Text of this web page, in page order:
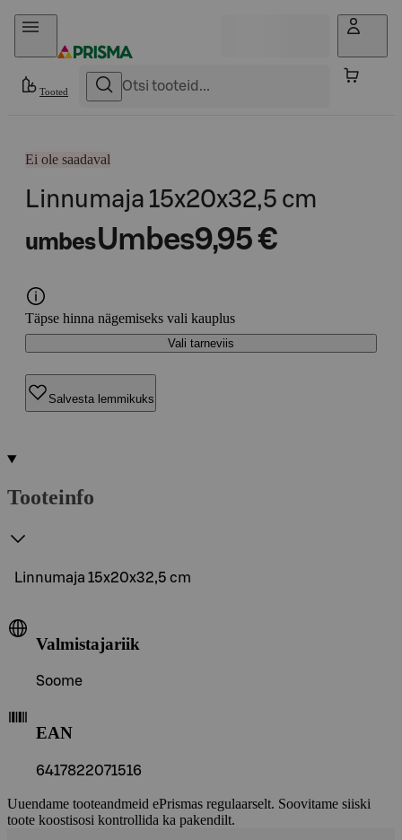
Otse sisu juurde
Tooted
Ei ole saadaval
Linnumaja 15x20x32,5 cm
umbesUmbes9,95 €
Täpse hinna nägemiseks vali kauplus
Vali tarneviis
Salvesta lemmikuks
Tooteinfo
Linnumaja 15x20x32,5 cm
Valmistajariik
Soome
EAN
6417822071516
Uuendame tooteandmeid ePrismas regulaarselt. Soovitame siiski
toote koostisosi kontrollida ka pakendilt.